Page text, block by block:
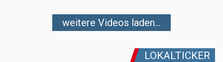
weitere Videos laden...
LOKALTICKER